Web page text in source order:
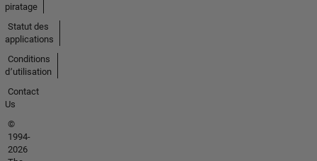
piratage
Statut des
applications
Conditions
d՚utilisation
Contact
Us
©
1994-
2026